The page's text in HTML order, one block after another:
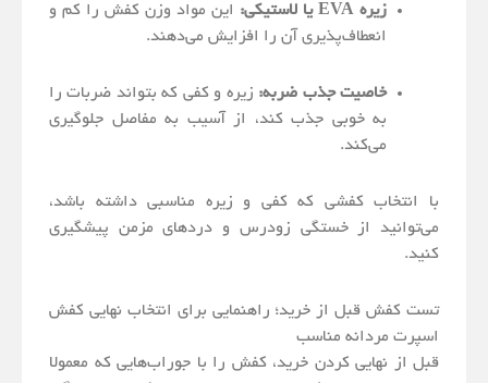
زیره EVA یا لاستیکی:
این مواد وزن کفش را کم و
انعطاف‌پذیری آن را افزایش می‌دهند.
خاصیت جذب ضربه: زیره و کفی که بتواند ضربات را
به خوبی جذب کند، از آسیب به مفاصل جلوگیری
می‌کند.
با انتخاب کفشی که کفی و زیره مناسبی داشته باشد،
می‌توانید از خستگی زودرس و دردهای مزمن پیشگیری
کنید.
تست کفش قبل از خرید؛ راهنمایی برای انتخاب نهایی کفش
اسپرت مردانه مناسب
قبل از نهایی کردن خرید، کفش را با جوراب‌هایی که معمولا